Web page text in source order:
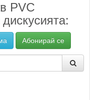
PVC
Абонирай се